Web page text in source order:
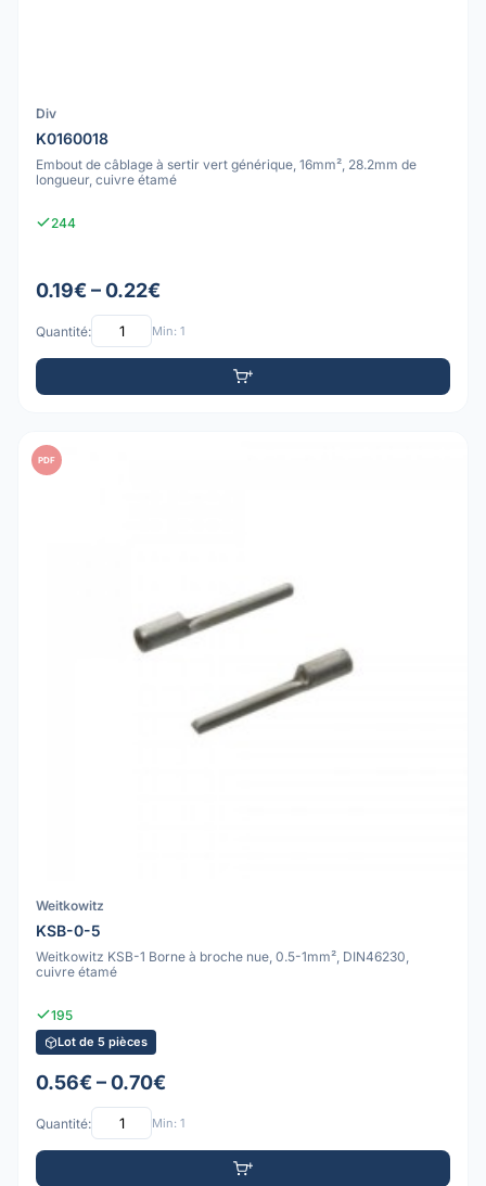
Div
K0160018
Embout de câblage à sertir vert générique, 16mm², 28.2mm de
longueur, cuivre étamé
244
0.19€ – 0.22€
Quantité: Min: 1
PDF
Weitkowitz
KSB-0-5
Weitkowitz KSB-1 Borne à broche nue, 0.5-1mm², DIN46230,
cuivre étamé
195
Lot de 5 pièces
0.56€ – 0.70€
Quantité: Min: 1